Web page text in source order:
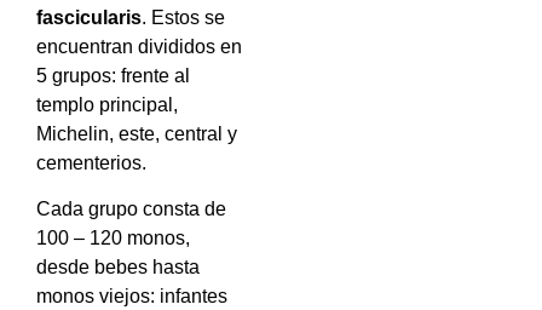
fascicularis. Estos se
encuentran divididos en
5 grupos: frente al
templo principal,
Michelin, este, central y
cementerios.
Cada grupo consta de
100 – 120 monos,
desde bebes hasta
monos viejos: infantes